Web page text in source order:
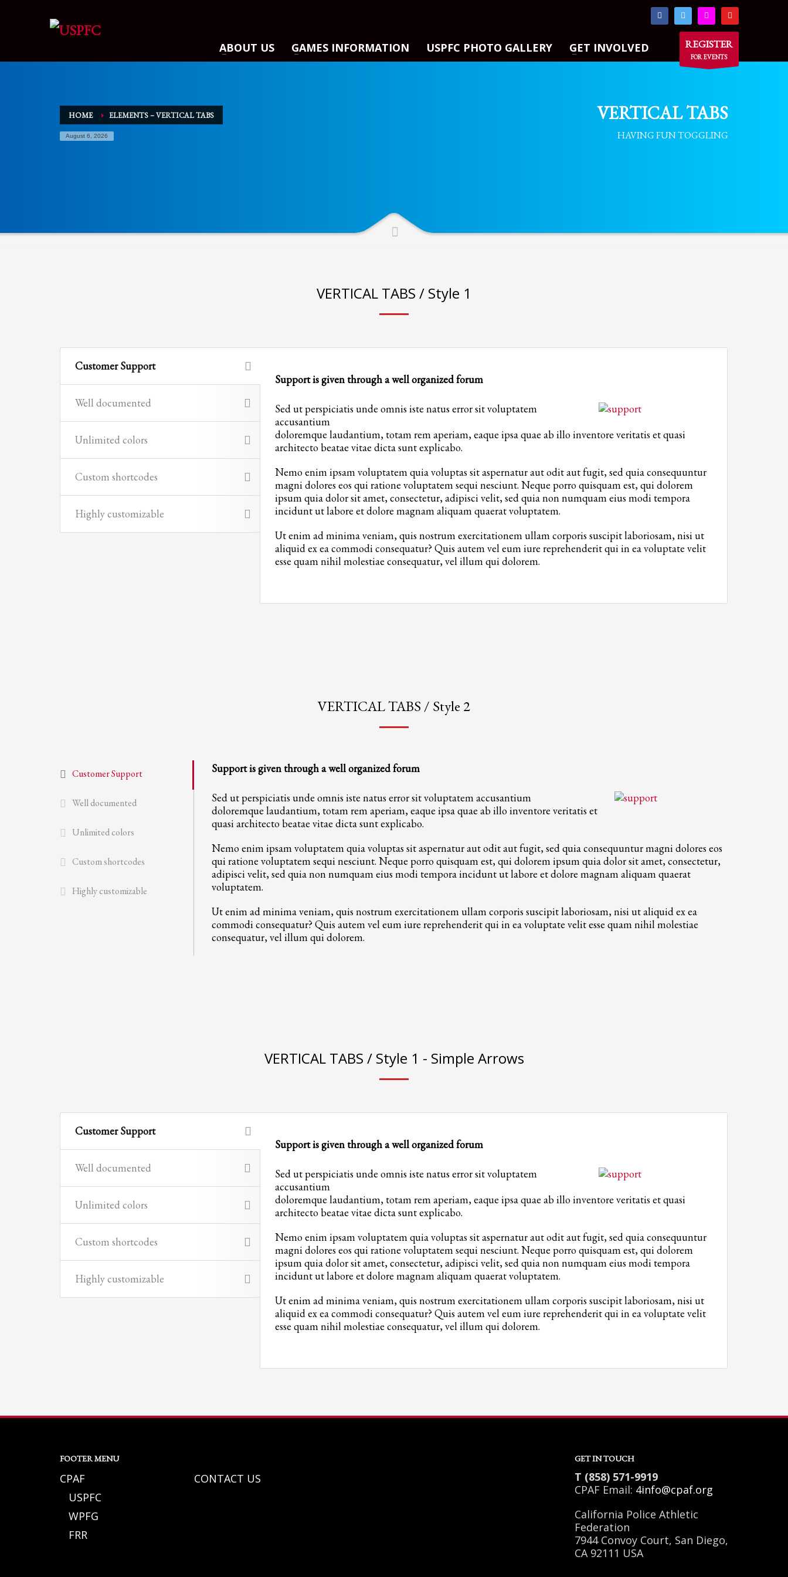
August 2020
July 2020
1 Login or create new account. 2 Review your order. 3 Payment &FREEshipment
If you still have problems, please let us know, by sending an email to support@website.com . Thank you!
SHOWROOM HOURS
Mon-Fri 9:00AM - 6:00AM
Sundays by appointment only!
ABOUT US GAMES INFORMATION USPFC PHOTO GALLERY GET INVOLVED REGISTER
FOR EVENTS
HOME ELEMENTS – VERTICAL TABS
August 6, 2026
VERTICAL TABS
HAVING FUN TOGGLING
VERTICAL TABS / Style 1
Customer Support
Well documented
Unlimited colors
Custom shortcodes
Highly customizable
Support is given through a well organized forum
Sed ut perspiciatis unde omnis iste natus error sit voluptatem
accusantium
doloremque laudantium, totam rem aperiam, eaque ipsa quae ab illo inventore veritatis et quasi
architecto beatae vitae dicta sunt explicabo.
Nemo enim ipsam voluptatem quia voluptas sit aspernatur aut odit aut fugit, sed quia consequuntur
magni dolores eos qui ratione voluptatem sequi nesciunt. Neque porro quisquam est, qui dolorem
ipsum quia dolor sit amet, consectetur, adipisci velit, sed quia non numquam eius modi tempora
incidunt ut labore et dolore magnam aliquam quaerat voluptatem.
Ut enim ad minima veniam, quis nostrum exercitationem ullam corporis suscipit laboriosam, nisi ut
aliquid ex ea commodi consequatur? Quis autem vel eum iure reprehenderit qui in ea voluptate velit
esse quam nihil molestiae consequatur, vel illum qui dolorem.
VERTICAL TABS / Style 2
Customer Support
Well documented
Unlimited colors
Custom shortcodes
Highly customizable
Support is given through a well organized forum
Sed ut perspiciatis unde omnis iste natus error sit voluptatem accusantium
doloremque laudantium, totam rem aperiam, eaque ipsa quae ab illo inventore veritatis et
quasi architecto beatae vitae dicta sunt explicabo.
Nemo enim ipsam voluptatem quia voluptas sit aspernatur aut odit aut fugit, sed quia consequuntur magni dolores eos
qui ratione voluptatem sequi nesciunt. Neque porro quisquam est, qui dolorem ipsum quia dolor sit amet, consectetur,
adipisci velit, sed quia non numquam eius modi tempora incidunt ut labore et dolore magnam aliquam quaerat
voluptatem.
Ut enim ad minima veniam, quis nostrum exercitationem ullam corporis suscipit laboriosam, nisi ut aliquid ex ea
commodi consequatur? Quis autem vel eum iure reprehenderit qui in ea voluptate velit esse quam nihil molestiae
consequatur, vel illum qui dolorem.
VERTICAL TABS / Style 1 - Simple Arrows
Customer Support
Well documented
Unlimited colors
Custom shortcodes
Highly customizable
Support is given through a well organized forum
Sed ut perspiciatis unde omnis iste natus error sit voluptatem
accusantium
doloremque laudantium, totam rem aperiam, eaque ipsa quae ab illo inventore veritatis et quasi
architecto beatae vitae dicta sunt explicabo.
Nemo enim ipsam voluptatem quia voluptas sit aspernatur aut odit aut fugit, sed quia consequuntur
magni dolores eos qui ratione voluptatem sequi nesciunt. Neque porro quisquam est, qui dolorem
ipsum quia dolor sit amet, consectetur, adipisci velit, sed quia non numquam eius modi tempora
incidunt ut labore et dolore magnam aliquam quaerat voluptatem.
Ut enim ad minima veniam, quis nostrum exercitationem ullam corporis suscipit laboriosam, nisi ut
aliquid ex ea commodi consequatur? Quis autem vel eum iure reprehenderit qui in ea voluptate velit
esse quam nihil molestiae consequatur, vel illum qui dolorem.
FOOTER MENU
CPAF
USPFC
WPFG
FRR
CONTACT US
GET IN TOUCH
T (858) 571-9919
CPAF Email: 4info@cpaf.org
California Police Athletic
Federation
7944 Convoy Court, San Diego,
CA 92111 USA